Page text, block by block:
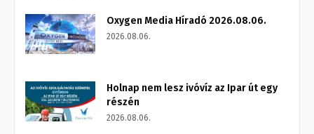
Oxygen Media Híradó 2026.08.06.
2026.08.06.
Holnap nem lesz ivóvíz az Ipar út egy
részén
2026.08.06.